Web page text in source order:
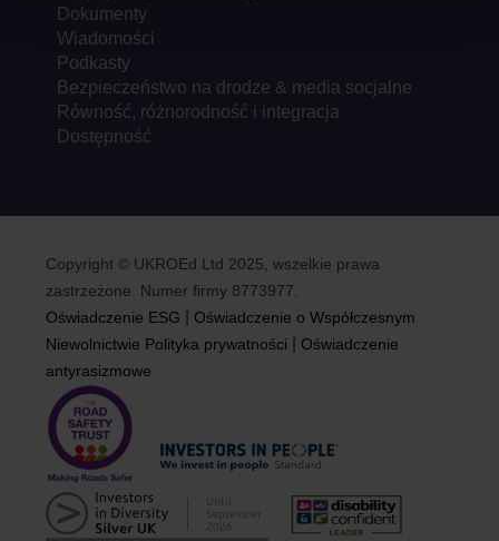
Dokumenty
Wiadomości
Podkasty
Bezpieczeństwo na drodze & media socjalne
Równość, różnorodność i integracja
Dostępność
Copyright © UKROEd Ltd 2025, wszelkie prawa
zastrzeżone. Numer firmy 8773977.
Oświadczenie ESG
Oświadczenie o Współczesnym
Niewolnictwie Polityka prywatności
Oświadczenie
antyrasizmowe